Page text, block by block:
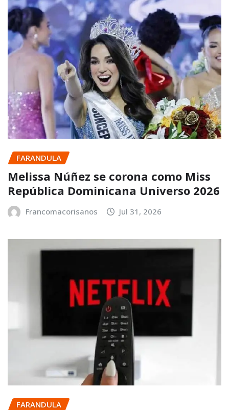
FARANDULA
Melissa Núñez se corona como Miss
República Dominicana Universo 2026
Francomacorisanos Jul 31, 2026
FARANDULA